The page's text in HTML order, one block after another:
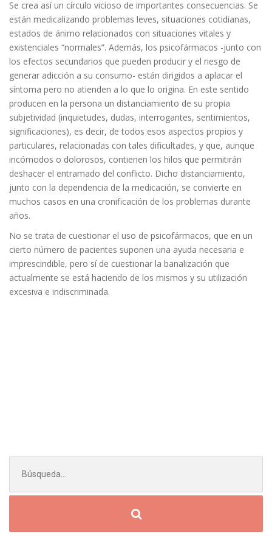
Se crea así un círculo vicioso de importantes consecuencias. Se
están medicalizando problemas leves, situaciones cotidianas,
estados de ánimo relacionados con situaciones vitales y
existenciales “normales”. Además, los psicofármacos -junto con
los efectos secundarios que pueden producir y el riesgo de
generar adicción a su consumo- están dirigidos a aplacar el
síntoma pero no atienden a lo que lo origina. En este sentido
producen en la persona un distanciamiento de su propia
subjetividad (inquietudes, dudas, interrogantes, sentimientos,
significaciones), es decir, de todos esos aspectos propios y
particulares, relacionadas con tales dificultades, y que, aunque
incómodos o dolorosos, contienen los hilos que permitirán
deshacer el entramado del conflicto. Dicho distanciamiento,
junto con la dependencia de la medicación, se convierte en
muchos casos en una cronificación de los problemas durante
años.
No se trata de cuestionar el uso de psicofármacos, que en un
cierto número de pacientes suponen una ayuda necesaria e
imprescindible, pero sí de cuestionar la banalización que
actualmente se está haciendo de los mismos y su utilización
excesiva e indiscriminada.